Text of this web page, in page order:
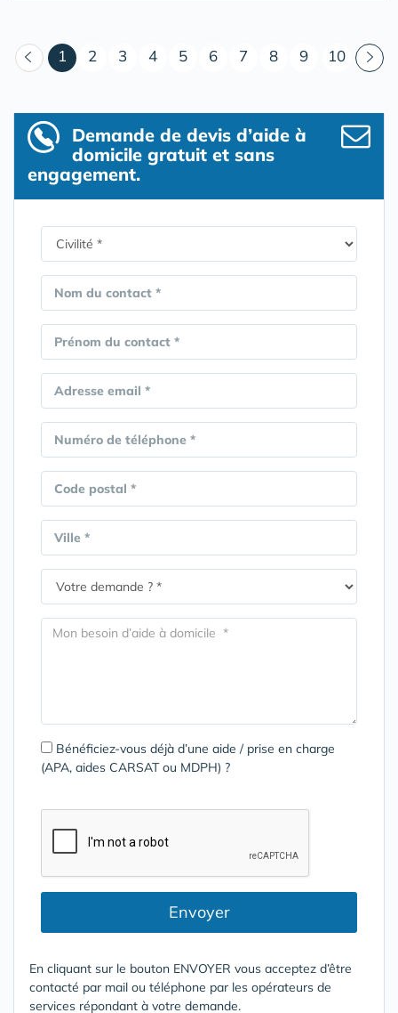
1 (courant)
2 3 4 5 6 7 8 9 10
Demande de devis d’aide à
domicile gratuit et sans
engagement.
Nom du contact *
Prénom du contact *
Adresse email *
Numéro de téléphone *
Code postal *
Ville *
Bénéficiez-vous déjà d’une aide / prise en charge
(APA, aides CARSAT ou MDPH) ?
Envoyer
En cliquant sur le bouton ENVOYER vous acceptez d’être
contacté par mail ou téléphone par les opérateurs de
services répondant à votre demande.